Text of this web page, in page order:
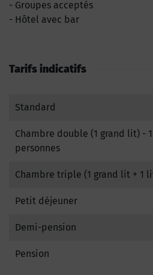
Groupes acceptés
Hôtel avec bar
Tarifs indicatifs
Standard
Chambre double (1 grand lit) -
personnes
Chambre triple (1 grand lit + 1
Petit déjeuner
Demi-pension
Pension